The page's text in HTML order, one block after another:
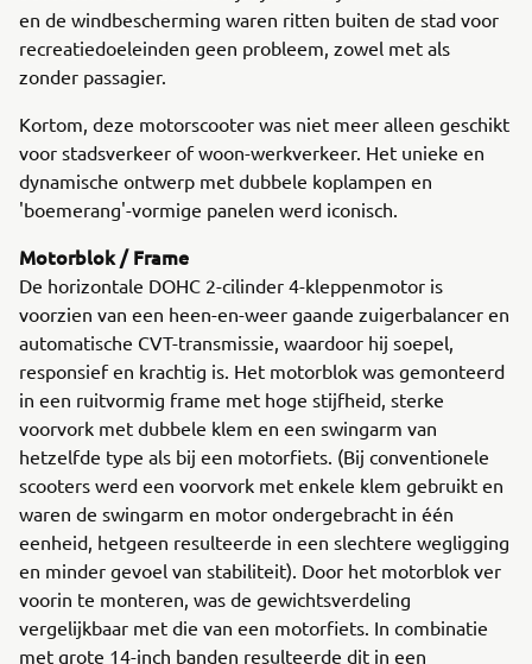
en de windbescherming waren ritten buiten de stad voor
recreatiedoeleinden geen probleem, zowel met als
zonder passagier.
Kortom, deze motorscooter was niet meer alleen geschikt
voor stadsverkeer of woon-werkverkeer. Het unieke en
dynamische ontwerp met dubbele koplampen en
'boemerang'-vormige panelen werd iconisch.
Motorblok / Frame
De horizontale DOHC 2-cilinder 4-kleppenmotor is
voorzien van een heen-en-weer gaande zuigerbalancer en
automatische CVT-transmissie, waardoor hij soepel,
responsief en krachtig is. Het motorblok was gemonteerd
in een ruitvormig frame met hoge stijfheid, sterke
voorvork met dubbele klem en een swingarm van
hetzelfde type als bij een motorfiets. (Bij conventionele
scooters werd een voorvork met enkele klem gebruikt en
waren de swingarm en motor ondergebracht in één
eenheid, hetgeen resulteerde in een slechtere wegligging
en minder gevoel van stabiliteit). Door het motorblok ver
voorin te monteren, was de gewichtsverdeling
vergelijkbaar met die van een motorfiets. In combinatie
met grote 14-inch banden resulteerde dit in een